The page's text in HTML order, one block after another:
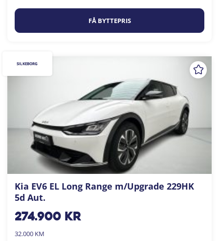
FÅ BYTTEPRIS
Kia EV6 EL Long Range m/Upgrade 229HK
5d Aut.
274.900kr
32.000 KM
SILKEBORG